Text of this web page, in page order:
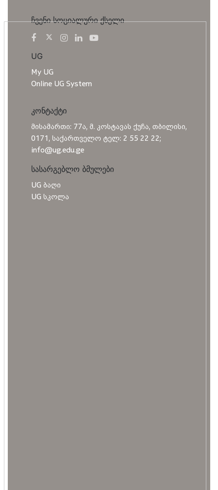
ჩვენი სოციალური ქსელი
UG
My UG
Online UG System
კონტაქტი
მისამართი: 77ა, მ. კოსტავას ქუჩა, თბილისი,
0171, საქართველო ტელ: 2 55 22 22;
info@ug.edu.ge
სასარგებლო ბმულები
UG ბაღი
UG სკოლა